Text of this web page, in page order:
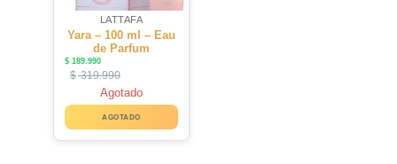
LATTAFA
Yara – 100 ml – Eau
de Parfum
$ 189.990
$319.990
Agotado
AGOTADO